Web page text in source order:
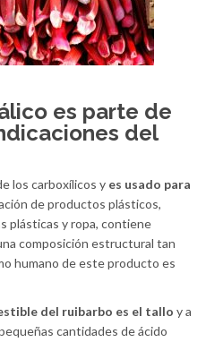
es parte de
del
los carboxílicos y es usado para
de productos plásticos,
plásticas y ropa, contiene
composición estructural tan
humano de este producto es
del ruibarbo es el tallo y a
cantidades de ácido